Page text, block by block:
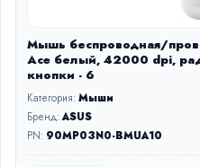
Мышь беспроводная/
Ace белый, 42000 dpi,
кнопки - 6
Категория:Мыши
Бренд:ASUS
PN: 90MP03N0-BMUA10